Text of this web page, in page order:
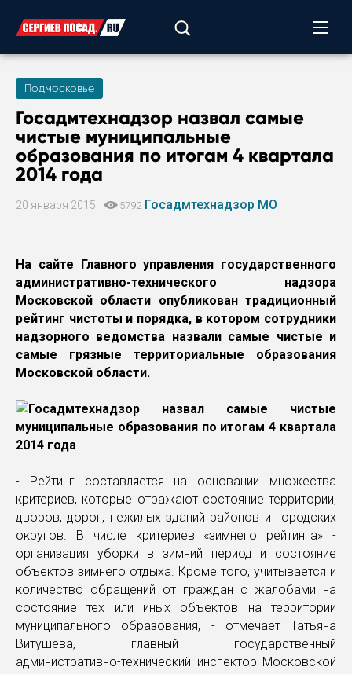
Подмосковье
Госадмтехнадзор назвал самые
чистые муниципальные
образования по итогам 4 квартала
2014 года
20 января 2015 5792 Госадмтехнадзор МО
На сайте Главного управления государственного
административно-технического надзора
Московской области опубликован традиционный
рейтинг чистоты и порядка, в котором сотрудники
надзорного ведомства назвали самые чистые и
самые грязные территориальные образования
Московской области.
- Рейтинг составляется на основании множества
критериев, которые отражают состояние территории,
дворов, дорог, нежилых зданий районов и городских
округов. В числе критериев «зимнего рейтинга» -
организация уборки в зимний период и состояние
объектов зимнего отдыха. Кроме того, учитывается и
количество обращений от граждан с жалобами на
состояние тех или иных объектов на территории
муниципального образования, - отмечает Татьяна
Витушева, главный государственный
административно-технический инспектор Московской